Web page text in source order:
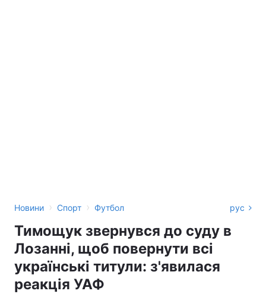
Новини › Спорт › Футбол рус
Тимощук звернувся до суду в
Лозанні, щоб повернути всі
українські титули: з'явилася
реакція УАФ